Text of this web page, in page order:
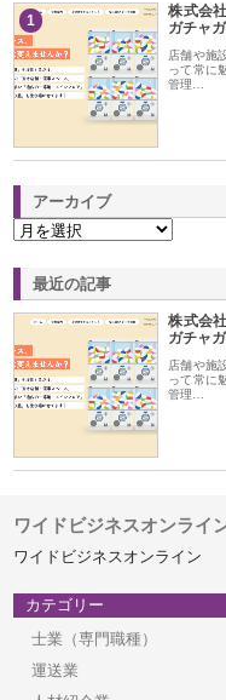
1
株式会
ガチャ
店舗や施
って常に
管理…
アーカイブ
最近の記事
株式会
ガチャ
店舗や施
って常に
管理…
ワイドビジネスオンライ
ワイドビジネスオンライン
カテゴリー
士業（専門職種）
運送業